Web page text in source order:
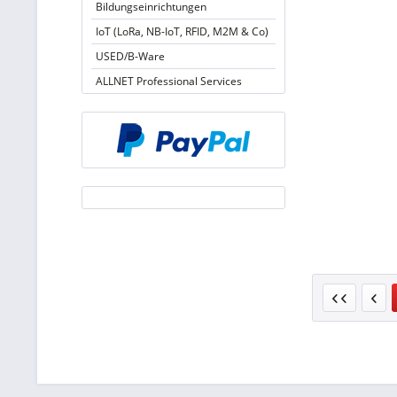
Bildungseinrichtungen
IoT (LoRa, NB-IoT, RFID, M2M & Co)
USED/B-Ware
ALLNET Professional Services